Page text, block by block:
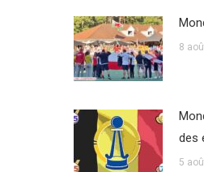
8
des
5